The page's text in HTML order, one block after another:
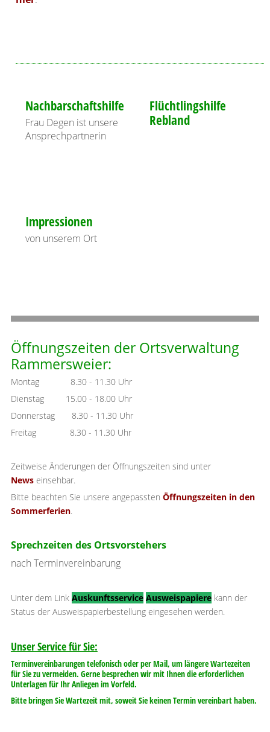
Nachbarschaftshilfe
Frau Degen ist unsere
Ansprechpartnerin
Flüchtlingshilfe
Rebland
Impressionen
von unserem Ort
Öffnungszeiten der Ortsverwaltung
Rammersweier:
Montag 8.30 - 11.30 Uhr
Dienstag 15.00 - 18.00 Uhr
Donnerstag 8.30 - 11.30 Uhr
Freitag 8.30 - 11.30 Uhr
Zeitweise Änderungen der Öffnungszeiten sind unter
Newseinsehbar.
Bitte beachten Sie unsere angepassten Öffnungszeiten in den
Sommerferien.
Sprechzeiten des Ortsvorstehers
nach Terminvereinbarung
Unter dem Link Auskunftsservice Ausweispapiere kann der
Status der Ausweispapierbestellung eingesehen werden.
Unser Service für Sie:
Terminvereinbarungen telefonisch oder per Mail, um längere Wartezeiten
für Sie zu vermeiden. Gerne besprechen wir mit Ihnen die erforderlichen
Unterlagen für Ihr Anliegen im Vorfeld.
Bitte bringen Sie Wartezeit mit, soweit Sie keinen Termin vereinbart haben.